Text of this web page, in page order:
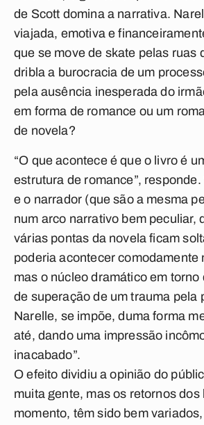
de Scott domina a narrativa.
viajada, emotiva e
que se move de skate pelas ruas
dribla a burocracia de um
pela ausência inesperada do
em forma de romance ou um
de novela?
“O que acontece é que o livro é
estrutura de romance”, responde.
e o narrador (que são a mesma
num arco narrativo bem peculiar,
várias pontas da novela ficam
poderia acontecer comodamente
mas o núcleo dramático em torno
de superação de um trauma pela
Narelle, se impõe, duma forma
até, dando uma impressão
inacabado”.
O efeito dividiu a opinião do
muita gente, mas os retornos dos
momento, têm sido bem